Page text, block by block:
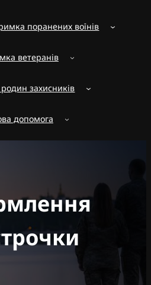
поранених воїнів
ветеранів
захисників
допомога